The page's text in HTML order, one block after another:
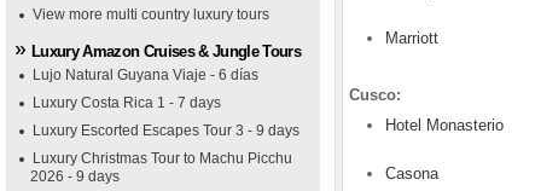
View more multi country luxury tours
Luxury Amazon Cruises & Jungle Tours
Lujo Natural Guyana Viaje - 6 días
Luxury Costa Rica 1 - 7 days
Luxury Escorted Escapes Tour 3 - 9 days
Luxury Christmas Tour to Machu Picchu
2026 - 9 days
Marriott
Cusco:
Hotel Monasterio
Casona